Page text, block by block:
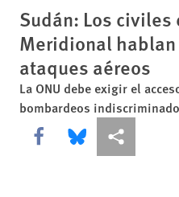
Sudán: Los civiles
Meridional
ataques aéreos
La ONU debe exigir el
bombardeos
Share this via Facebook
Share this via
Share this